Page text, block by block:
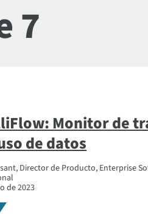
7
Monitor de
de datos
Director de Producto, Enterprise
de 2023